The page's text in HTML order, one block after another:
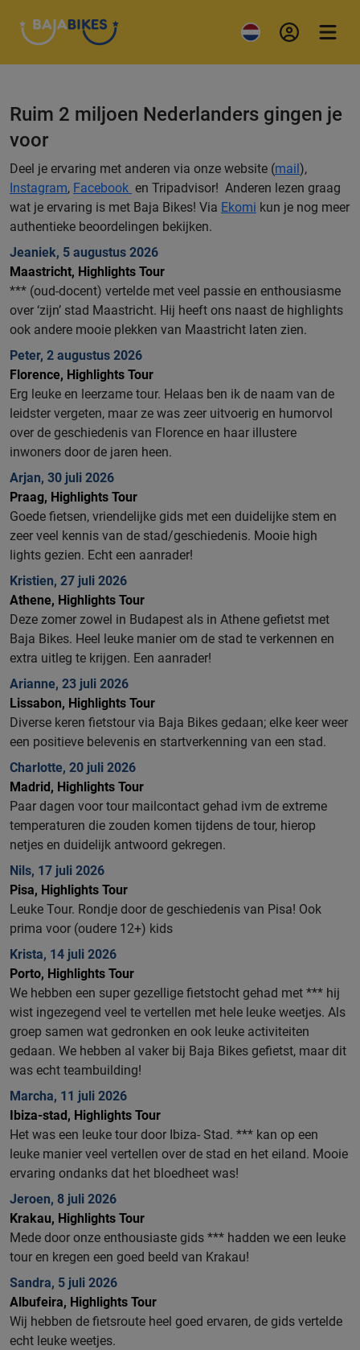
Ruim 2 miljoen Nederlanders gingen je
voor
Deel je ervaring met anderen via onze website (mail),
Instagram, Facebook en Tripadvisor! Anderen lezen graag
wat je ervaring is met Baja Bikes! Via Ekomi kun je nog meer
authentieke beoordelingen bekijken.
Jeaniek, 5 augustus 2026
Maastricht, Highlights Tour
*** (oud-docent) vertelde met veel passie en enthousiasme
over ‘zijn’ stad Maastricht. Hij heeft ons naast de highlights
ook andere mooie plekken van Maastricht laten zien.
Peter, 2 augustus 2026
Florence, Highlights Tour
Erg leuke en leerzame tour. Helaas ben ik de naam van de
leidster vergeten, maar ze was zeer uitvoerig en humorvol
over de geschiedenis van Florence en haar illustere
inwoners door de jaren heen.
Arjan, 30 juli 2026
Praag, Highlights Tour
Goede fietsen, vriendelijke gids met een duidelijke stem en
zeer veel kennis van de stad/geschiedenis. Mooie high
lights gezien. Echt een aanrader!
Kristien, 27 juli 2026
Athene, Highlights Tour
Deze zomer zowel in Budapest als in Athene gefietst met
Baja Bikes. Heel leuke manier om de stad te verkennen en
extra uitleg te krijgen. Een aanrader!
Arianne, 23 juli 2026
Lissabon, Highlights Tour
Diverse keren fietstour via Baja Bikes gedaan; elke keer weer
een positieve belevenis en startverkenning van een stad.
Charlotte, 20 juli 2026
Madrid, Highlights Tour
Paar dagen voor tour mailcontact gehad ivm de extreme
temperaturen die zouden komen tijdens de tour, hierop
netjes en duidelijk antwoord gekregen.
Nils, 17 juli 2026
Pisa, Highlights Tour
Leuke Tour. Rondje door de geschiedenis van Pisa! Ook
prima voor (oudere 12+) kids
Krista, 14 juli 2026
Porto, Highlights Tour
We hebben een super gezellige fietstocht gehad met *** hij
wist ingezegend veel te vertellen met hele leuke weetjes. Als
groep samen wat gedronken en ook leuke activiteiten
gedaan. We hebben al vaker bij Baja Bikes gefietst, maar dit
was echt teambuilding!
Marcha, 11 juli 2026
Ibiza-stad, Highlights Tour
Het was een leuke tour door Ibiza- Stad. *** kan op een
leuke manier veel vertellen over de stad en het eiland. Mooie
ervaring ondanks dat het bloedheet was!
Jeroen, 8 juli 2026
Krakau, Highlights Tour
Mede door onze enthousiaste gids *** hadden we een leuke
tour en kregen een goed beeld van Krakau!
Sandra, 5 juli 2026
Albufeira, Highlights Tour
Wij hebben de fietsroute heel goed ervaren, de gids vertelde
echt leuke weetjes.